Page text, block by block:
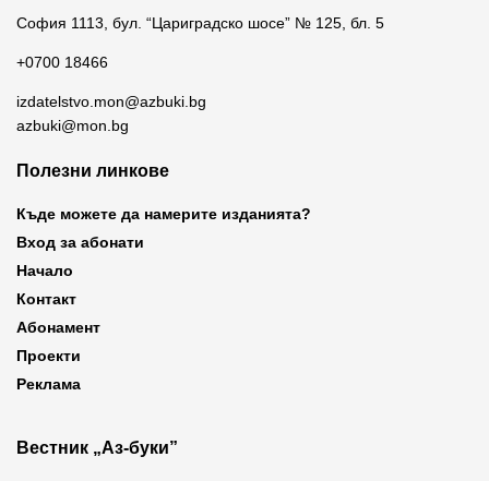
София 1113, бул. “Цариградско шосе” № 125, бл. 5
+0700 18466
izdatelstvo.mon@azbuki.bg
azbuki@mon.bg
Полезни линкове
Къде можете да намерите изданията?
Вход за абонати
Начало
Контакт
Абонамент
Проекти
Реклама
Вестник „Аз-буки”